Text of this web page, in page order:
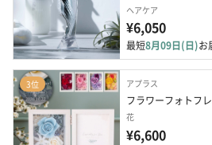
ヘアケア
¥6,050
最短8月09日(日)お
3位 アプラス
フラワーフォトフ
花
¥6,600